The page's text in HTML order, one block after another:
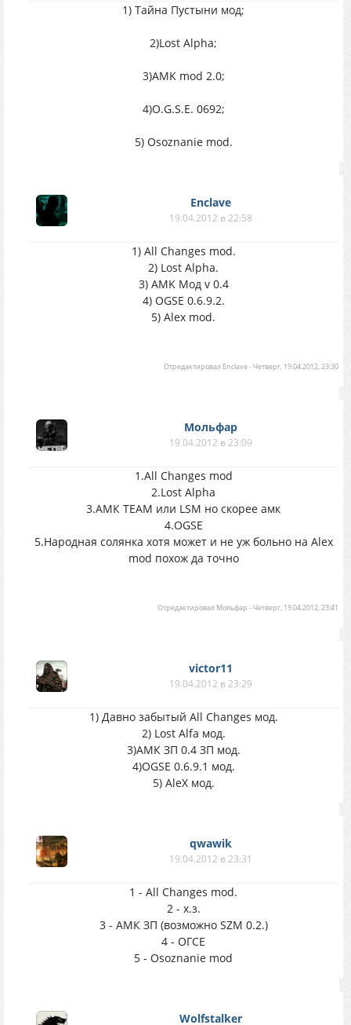
1) Тайна Пустыни мод;
2)Lost Alpha;
3)AMK mod 2.0;
4)O.G.S.E. 0692;
5) Osoznanie mod.
Enclave
19.04.2012 в 22:58
1) All Changes mod.
2) Lost Alpha.
3) AMK Мод v 0.4
4) OGSE 0.6.9.2.
5) Alex mod.
Отредактировал Enclave-Четверг, 19.04.2012, 23:30
Мольфар
19.04.2012 в 23:09
1.All Changes mod
2.Lost Alpha
3.АМК TEAM или LSM но скорее амк
4.OGSE
5.Народная солянка хотя может и не уж больно на Alex
mod похож да точно
Отредактировал Мольфар -Четверг, 19.04.2012, 23:41
victor11
19.04.2012 в 23:29
1) Давно забытый All Changes мод.
2) Lost Alfa мод.
3)АМК ЗП 0.4 ЗП мод.
4)OGSE 0.6.9.1 мод.
5) AleX мод.
qwawik
19.04.2012 в 23:31
1 - All Changes mod.
2 - х.з.
3 - АМК ЗП (возможно SZM 0.2.)
4 - ОГСЕ
5 - Osoznanie mod
Wolfstalker